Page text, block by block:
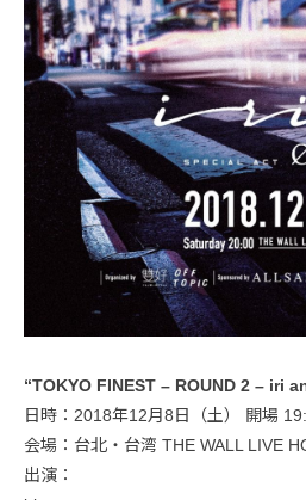
“TOKYO FINEST – ROUND 2 – iri
日時：2018年12月8日（土） 開場
会場：台北・台湾 THE WALL LIVE
出演：